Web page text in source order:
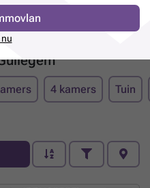
4 kamers Tuin
nu